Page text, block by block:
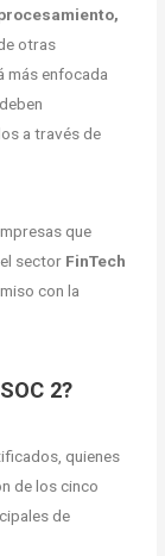
otras
más enfocada
a través de
que
sector FinTech
con la
2?
quienes
de los cinco
de